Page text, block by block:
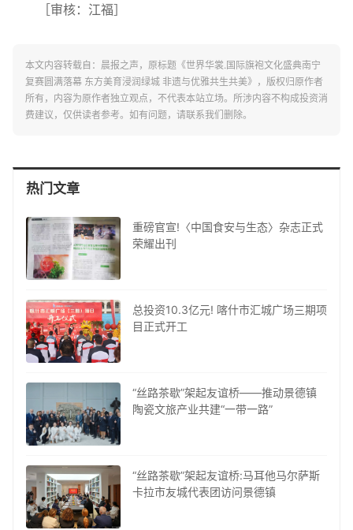
［审核：江福］
本文内容转载自：晨报之声，原标题《世界华裳.国际旗袍文化盛典南宁
复赛圆满落幕 东方美育浸润绿城 非遗与优雅共生共美》，版权归原作者
所有，内容为原作者独立观点，不代表本站立场。所涉内容不构成投资消
费建议，仅供读者参考。如有问题，请联系我们删除。
热门文章
重磅官宣!〈中国食安与生态〉杂志正式
荣耀出刊
总投资10.3亿元! 喀什市汇城广场三期项
目正式开工
“丝路茶歇”架起友谊桥——推动景德镇
陶瓷文旅产业共建“一带一路”
“丝路茶歇”架起友谊桥:马耳他马尔萨斯
卡拉市友城代表团访问景德镇